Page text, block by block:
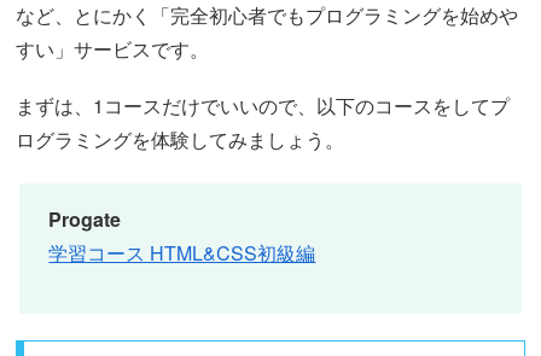
など、とにかく「完全初心者でもプログラミングを始めや
すい」サービスです。
まずは、1コースだけでいいので、以下のコースをしてプ
ログラミングを体験してみましょう。
Progate
学習コース HTML&CSS初級編